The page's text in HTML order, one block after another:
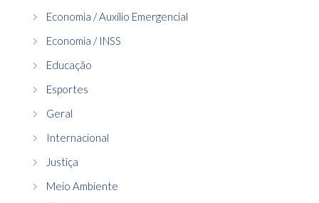
Economia / Auxílio Emergencial
Economia / INSS
Educação
Esportes
Geral
Internacional
Justiça
Meio Ambiente